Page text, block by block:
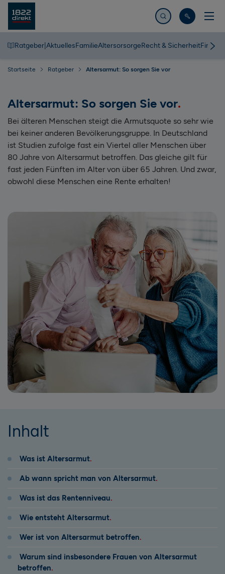
Jetzt suchen
Ratgeber AktuellesFamilieAltersorsorgeRecht & Sicherheit
Startseite Ratgeber Altersarmut: So sorgen Sie vor
Altersarmut: So sorgen Sie vor
Bei älteren Menschen steigt die Armutsquote so sehr wie
bei keiner anderen Bevölkerungsgruppe. In Deutschland
ist Studien zufolge fast ein Viertel aller Menschen über
80 Jahre von Altersarmut betroffen. Das gleiche gilt für
fast jeden Fünften im Alter von über 65 Jahren. Und zwar,
obwohl diese Menschen eine Rente erhalten!
Inhalt
Was ist Altersarmut
Ab wann spricht man von Altersarmut
Was ist das Rentenniveau
Wie entsteht Altersarmut
Wer ist von Altersarmut betroffen
Warum sind insbesondere Frauen von Altersarmut
betroffen